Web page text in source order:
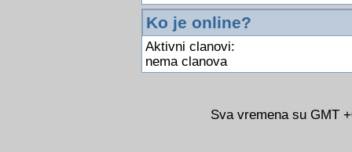
Ko je online?
Aktivni clanovi:
nema clanova
Sva vremena su GMT